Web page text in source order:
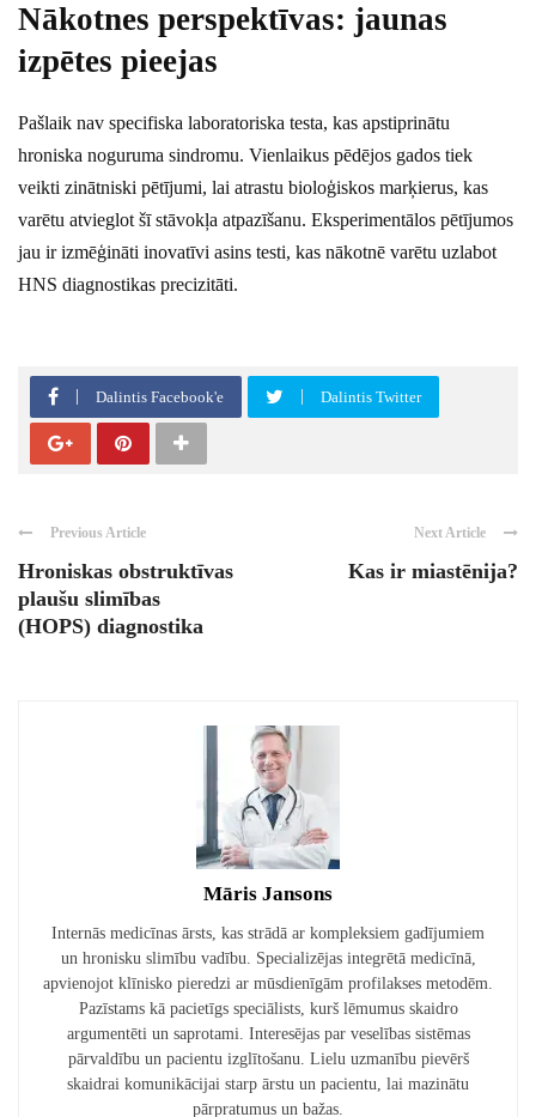
Nākotnes perspektīvas: jaunas
izpētes pieejas
Pašlaik nav specifiska laboratoriska testa, kas apstiprinātu
hroniska noguruma sindromu. Vienlaikus pēdējos gados tiek
veikti zinātniski pētījumi, lai atrastu bioloģiskos marķierus, kas
varētu atvieglot šī stāvokļa atpazīšanu. Eksperimentālos pētījumos
jau ir izmēģināti inovatīvi asins testi, kas nākotnē varētu uzlabot
HNS diagnostikas precizitāti.
Dalintis Facebook'e Dalintis Twitter
Previous Article
Hroniskas obstruktīvas
plaušu slimības
(HOPS) diagnostika
Next Article
Kas ir miastēnija?
Māris Jansons
Internās medicīnas ārsts, kas strādā ar kompleksiem gadījumiem
un hronisku slimību vadību. Specializējas integrētā medicīnā,
apvienojot klīnisko pieredzi ar mūsdienīgām profilakses metodēm.
Pazīstams kā pacietīgs speciālists, kurš lēmumus skaidro
argumentēti un saprotami. Interesējas par veselības sistēmas
pārvaldību un pacientu izglītošanu. Lielu uzmanību pievērš
skaidrai komunikācijai starp ārstu un pacientu, lai mazinātu
pārpratumus un bažas.